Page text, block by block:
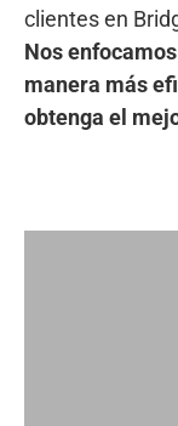
clientes en
Nos
manera más
obtenga el